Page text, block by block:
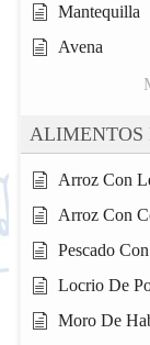
Mantequilla
Avena
ALIMENTOS
Arroz Con
Arroz Con
Pescado
Locrio De
Moro De